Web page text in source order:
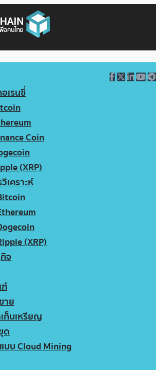
เรนซี่
Coin
(XRP)
เคราะห์
(XRP)
จ
าย
เก็บเหรียญ
ด
บบ Cloud Mining